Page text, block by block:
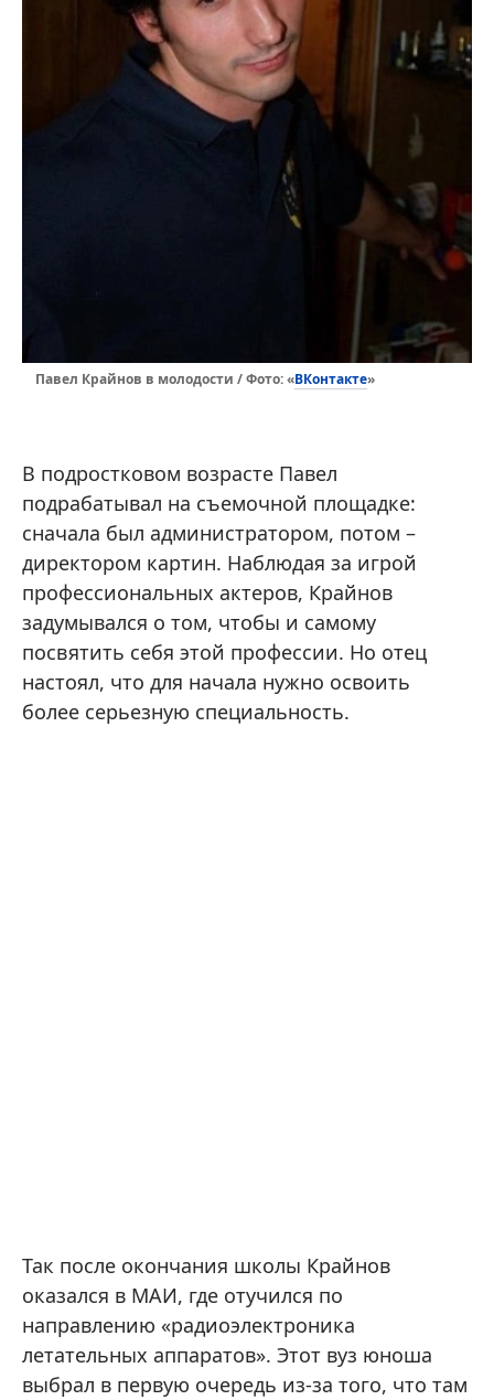
Павел Крайнов в молодости / Фото: «ВКонтакте»
В подростковом возрасте Павел
подрабатывал на съемочной площадке:
сначала был администратором, потом –
директором картин. Наблюдая за игрой
профессиональных актеров, Крайнов
задумывался о том, чтобы и самому
посвятить себя этой профессии. Но отец
настоял, что для начала нужно освоить
более серьезную специальность.
Так после окончания школы Крайнов
оказался в МАИ, где отучился по
направлению «радиоэлектроника
летательных аппаратов». Этот вуз юноша
выбрал в первую очередь из-за того, что там